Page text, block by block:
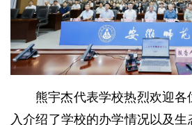
熊宇杰代表学校热烈欢迎
入介绍了学校的办学情况以及